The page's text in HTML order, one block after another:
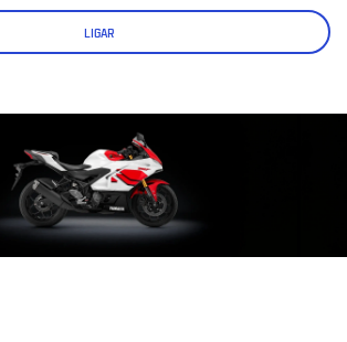
LIGAR